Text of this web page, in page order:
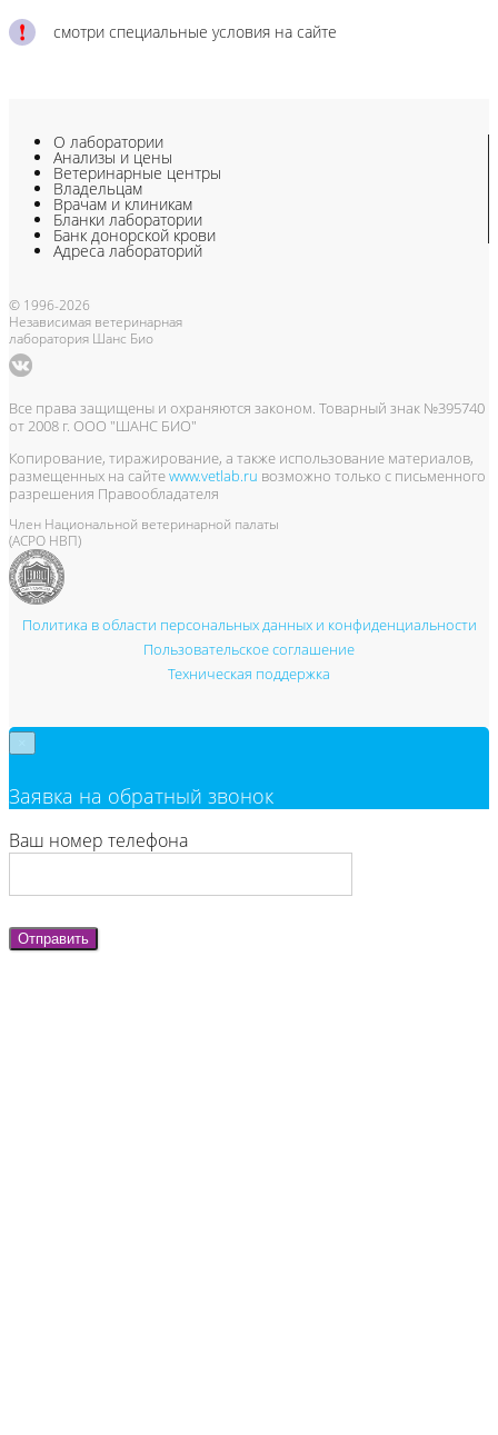
смотри специальные условия на сайте
О лаборатории
Анализы и цены
Ветеринарные центры
Владельцам
Врачам и клиникам
Бланки лаборатории
Банк донорской крови
Адреса лабораторий
© 1996-2026
Независимая ветеринарная
лаборатория Шанс Био
Все права защищены и охраняются законом. Товарный знак №395740
от 2008 г. ООО "ШАНС БИО"
Копирование, тиражирование, а также использование материалов,
размещенных на сайтеwww.vetlab.ru возможно только с письменного
разрешения Правообладателя
Член Национальной ветеринарной палаты
(АСРО НВП)
Политика в области персональных данных и конфиденциальности
Пользовательское соглашение
Техническая поддержка
Заявка на обратный звонок
Ваш номер телефона
Отправить